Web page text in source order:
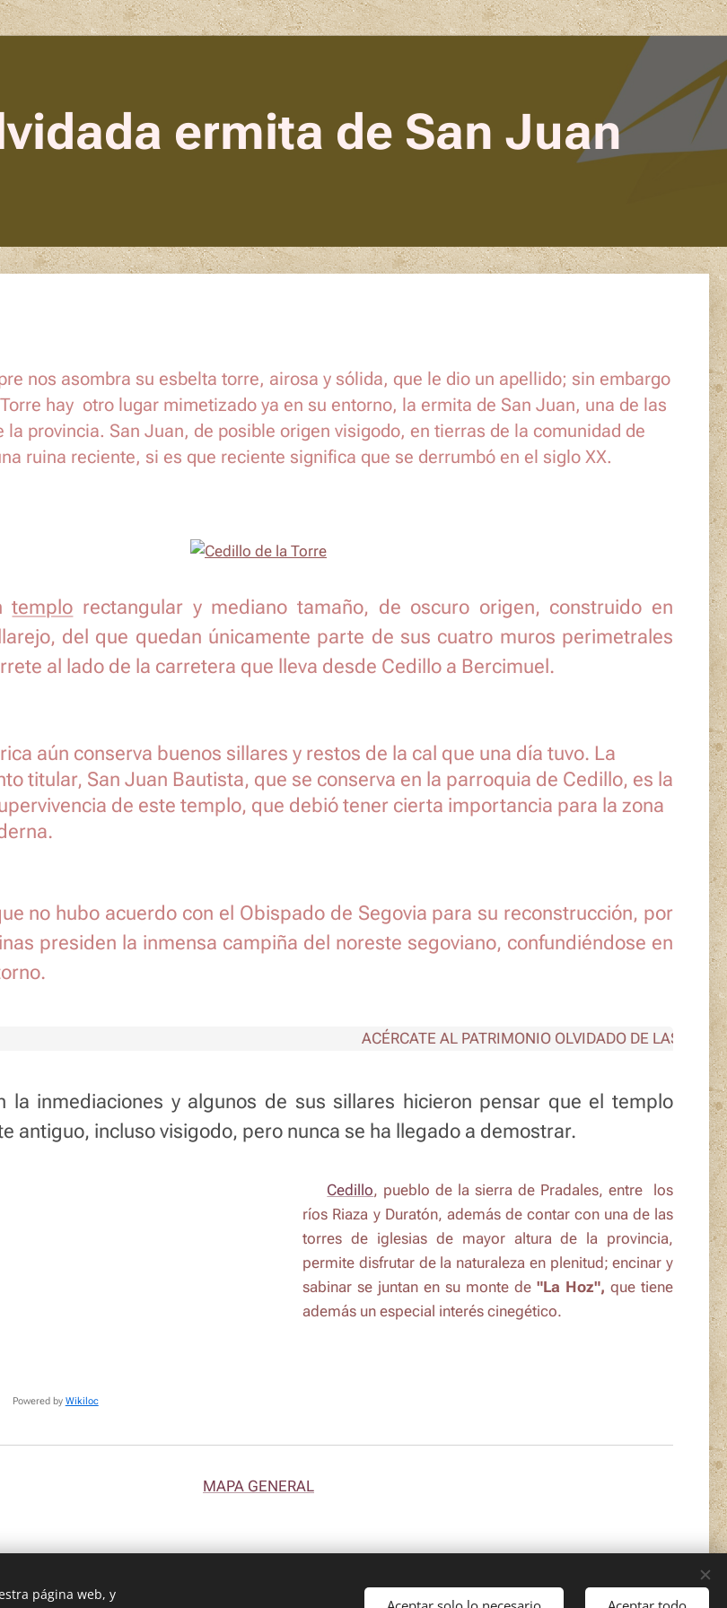
ermita de San Juan
nos asombra su esbelta torre, airosa y sólida, que le dio un apellido; sin embargo
hay otro lugar mimetizado ya en su entorno, la ermita de San Juan, una de las
la provincia. San Juan, de posible origen visigodo, en tierras de la comunidad de
ruina reciente, si es que reciente significa que se derrumbó en el siglo XX.
templo rectangular y mediano tamaño, de oscuro origen, construido en
del que quedan únicamente parte de sus cuatro muros perimetrales
al lado de la carretera que lleva desde Cedillo a Bercimuel.
aún conserva buenos sillares y restos de la cal que una día tuvo. La
titular, San Juan Bautista, que se conserva en la parroquia de Cedillo, es la
de este templo, que debió tener cierta importancia para la zona
no hubo acuerdo con el Obispado de Segovia para su reconstrucción, por
presiden la inmensa campiña del noreste segoviano, confundiéndose en
ACÉRCATE AL PATRIMONIO OLVIDADO DE LAS TIERRAS
la inmediaciones y algunos de sus sillares hicieron pensar que el templo
antiguo, incluso visigodo, pero nunca se ha llegado a demostrar.
Powered by Wikiloc
Cedillo, pueblo de la sierra de Pradales, entre los
ríos Riaza y Duratón, además de contar con una de las
torres de iglesias de mayor altura de la provincia,
permite disfrutar de la naturaleza en plenitud; encinar y
sabinar se juntan en su monte de"La Hoz", que tiene
además un especial interés cinegético.
MAPA GENERAL
página web, y